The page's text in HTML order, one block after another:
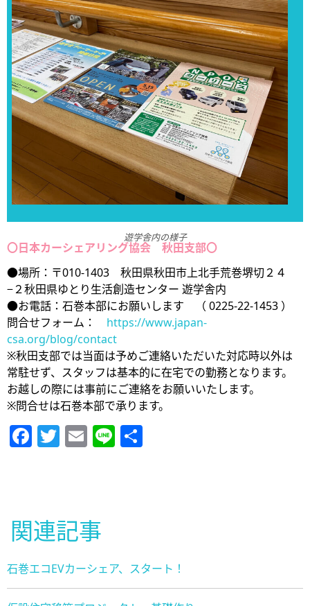
遊学舎内の様子
〇日本カーシェアリング協会 秋田支部〇
●場所：〒010-1403 秋田県秋田市上北手荒巻堺切２４
−２秋田県ゆとり生活創造センター 遊学舎内
●お電話：石巻本部にお願いします （ 0225-22-1453 ）
問合せフォーム： https://www.japan-
csa.org/blog/contact
※秋田支部では当面は予めご連絡いただいた対応時以外は
常駐せず、スタッフは基本的に在宅での勤務となります。
お越しの際には事前にご連絡をお願いいたします。
※問合せは石巻本部で承ります。
Facebook
Twitter
Email
Line
関連記事
石巻エコEVカーシェア、スタート！